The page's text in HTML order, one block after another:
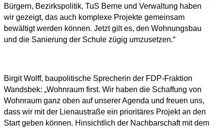
Bürgern, Bezirkspolitik, TuS Berne und Verwaltung haben
wir gezeigt, das auch komplexe Projekte gemeinsam
bewältigt werden können. Jetzt gilt es, den Wohnungsbau
und die Sanierung der Schule zügig umzusetzen.“
Birgit Wolff, baupolitische Sprecherin der FDP-Fraktion
Wandsbek: „Wohnraum first. Wir haben die Schaffung von
Wohnraum ganz oben auf unserer Agenda und freuen uns,
dass wir mit der Lienaustraße ein prioritäres Projekt an den
Start geben können. Hinsichtlich der Nachbarschaft mit dem